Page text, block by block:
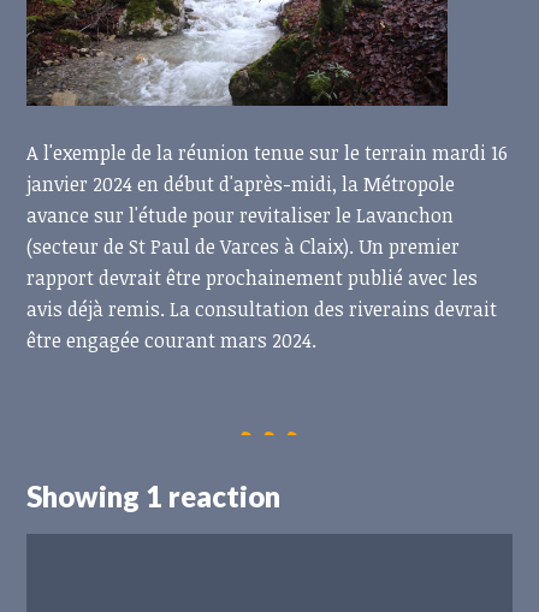
A l'exemple de la réunion tenue sur le terrain mardi 16
janvier 2024 en début d'après-midi, la Métropole
avance sur l'étude pour revitaliser le Lavanchon
(secteur de St Paul de Varces à Claix). Un premier
rapport devrait être prochainement publié avec les
avis déjà remis. La consultation des riverains devrait
être engagée courant mars 2024.
Showing 1 reaction